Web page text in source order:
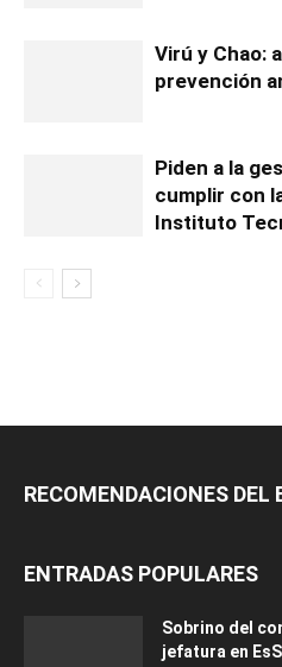
Virú y Chao:
prevención
Piden a la
cumplir con
Instituto
RECOMENDACIONES DEL
ENTRADAS POPULARES
Sobrino del
jefatura en